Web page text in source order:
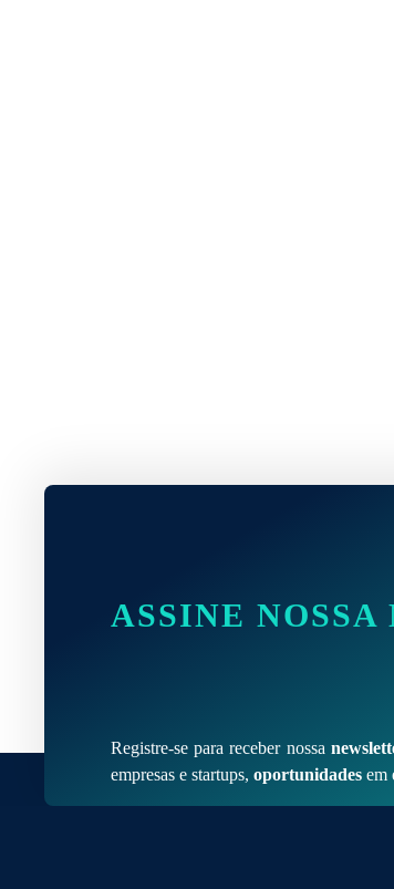
ASSINE
Registre-se para receber nossa
empresas e startups, oportunidades em